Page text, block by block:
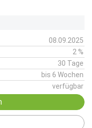
08.09.2025
2 %
30 Tage
bis 6 Wochen
verfügbar